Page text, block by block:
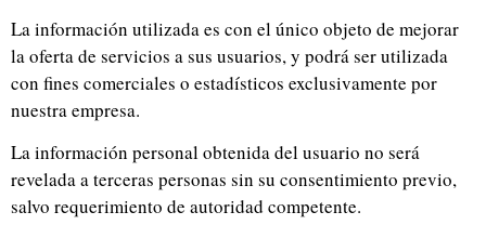
La información utilizada es con el único objeto de mejorar
la oferta de servicios a sus usuarios, y podrá ser utilizada
con fines comerciales o estadísticos exclusivamente por
nuestra empresa.
La información personal obtenida del usuario no será
revelada a terceras personas sin su consentimiento previo,
salvo requerimiento de autoridad competente.